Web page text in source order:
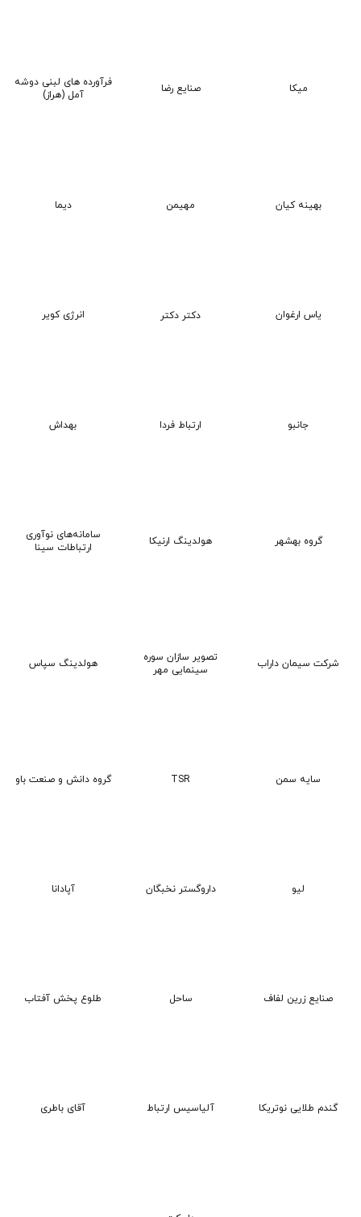
میکا صنایع رضا
فرآورده های لبنی دوشه
آمل (هراز)
بهینه کیان مهیمن دیما
یاس ارغوان دکتر دکتر انرژی کویر
جانبو ارتباط فردا بهداش
گروه بهشهر هولدینگ ارنیکا
سامانه‌های نوآوری
ارتباطات سینا
شرکت سیمان داراب
تصویر سازان سوره
سینمایی مهر
هولدینگ سپاس
سایه سمن TSR گروه دانش و صنعت باو
لیو داروگستر نخبگان آپادانا
صنایع زرین لفاف ساحل طلوع پخش آفتاب
گندم طلایی نوتریکا آلیاسیس ارتباط آقای باطری